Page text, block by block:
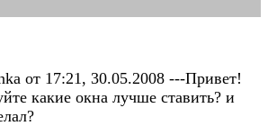
от 17:21, 30.05.2008 ---Привет!
какие окна лучше ставить? и